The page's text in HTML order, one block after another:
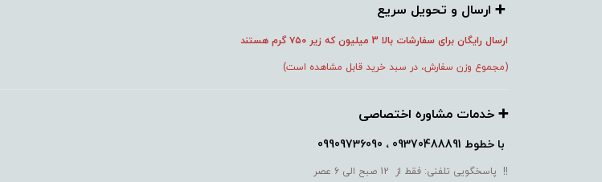
➕️ ارسال و تحویل سریع
ارسال رایگان برای سفارشات بالا 3 میلیون که زیر ۷۵۰ گرم هستند
(مجموع وزن سفارش، در سبد خرید قابل مشاهده است)
➕️ خدمات مشاوره اختصاصی
با خطوط 09370488891 ، 09909736090
!! پاسخگویی تلفنی: فقط از 12 صبح الی 6 عصر